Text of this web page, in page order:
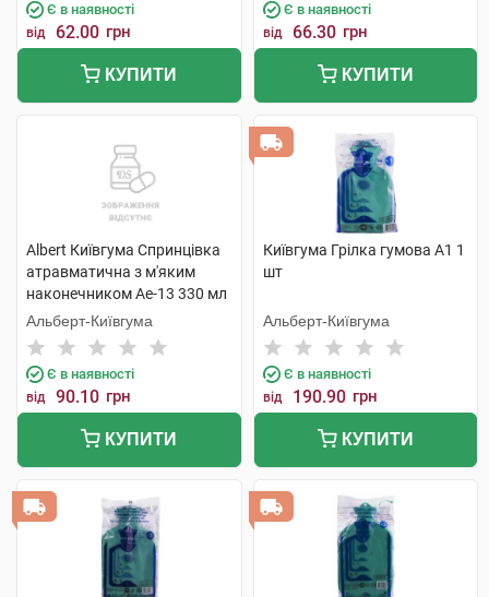
Є в наявності
від 62.00 грн
КУПИТИ
Є в наявності
від 66.30 грн
КУПИТИ
Albert Київгума Спринцівка
атравматична з м'яким
наконечником Ае-13 330 мл
1 шт
Альберт-Київгума
Є в наявності
від 90.10 грн
КУПИТИ
Київгума Грілка гумова А1 1
шт
Альберт-Київгума
Є в наявності
від 190.90 грн
КУПИТИ